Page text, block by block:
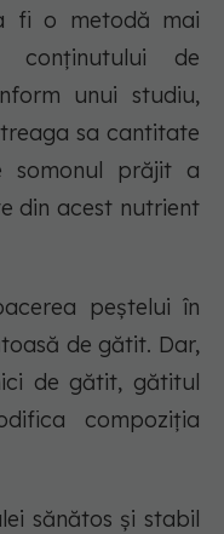
fi o metodă mai
conținutului de
unui studiu,
sa cantitate
prăjit a
din acest nutrient
peștelui în
de gătit. Dar,
de gătit, gătitul
compoziția
sănătos și stabil